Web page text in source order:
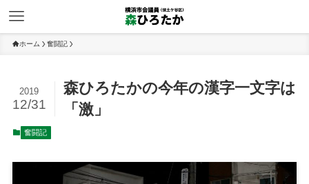
ホーム 奮闘記
森ひろたかの今年の漢字一文字は
「激」
2019
12/31
奮闘記